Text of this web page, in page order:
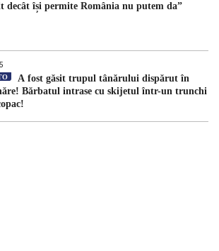
decât își permite România nu putem da”
A fost găsit trupul tânărului dispărut în
Bărbatul intrase cu skijetul într-un trunchi